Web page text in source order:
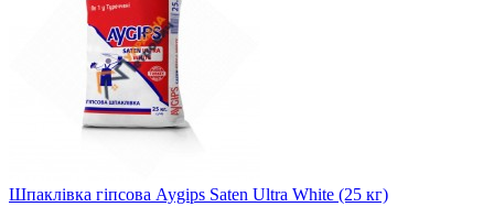
Шпаклівка гіпсова Aygips Saten Ultra White (25 кг)